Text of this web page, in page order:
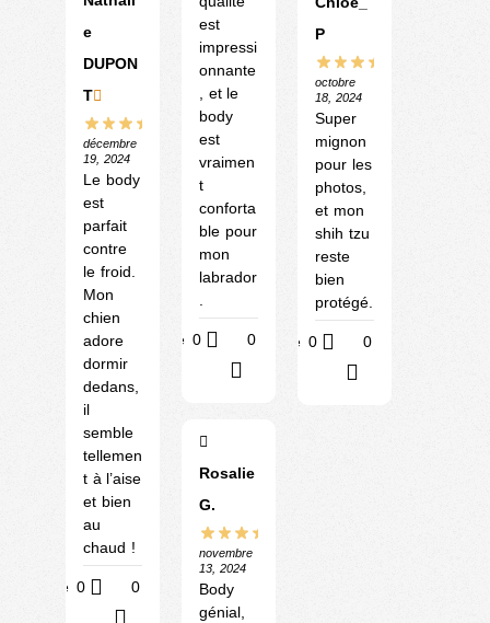
e
DUPON
T
décembre
19, 2024
Le body
est
parfait
contre
le froid.
Mon
chien
adore
dormir
dedans,
il
semble
tellemen
t à l’aise
et bien
au
chaud !
Utile 0 0
est
impressi
onnante
, et le
body
est
vraimen
t
conforta
ble pour
mon
labrador
.
Utile 0 0
Rosalie
G.
novembre
13, 2024
Body
génial,
P
octobre
18, 2024
Super
mignon
pour les
photos,
et mon
shih tzu
reste
bien
protégé.
Utile 0 0